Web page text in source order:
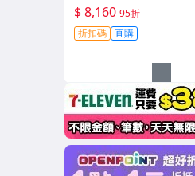
足，適合雕琢為手鐲/牌
把件，A貨翡翠原石#黃翡
手鐲 玉石
$ 8,160 95折
折扣碼 直購